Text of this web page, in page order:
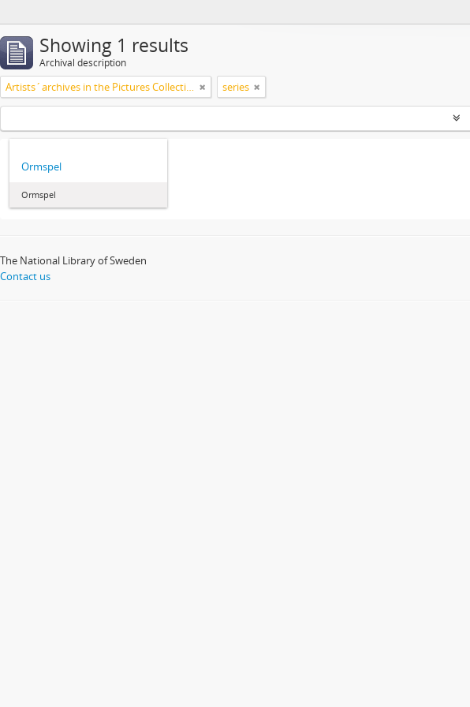
Showing 1 results
Archival description
Artists´archives in the Pictures Collection - National Library of Sweden series
Ormspel
Ormspel
The National Library of Sweden
Contact us